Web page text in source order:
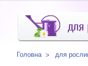
для
Головна для